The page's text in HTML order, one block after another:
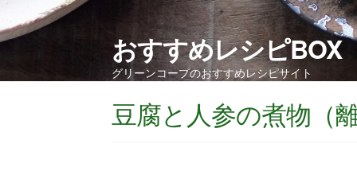
おすすめレシピBOX
グリーンコープのおすすめレシピサイト
豆腐と人参の煮物（